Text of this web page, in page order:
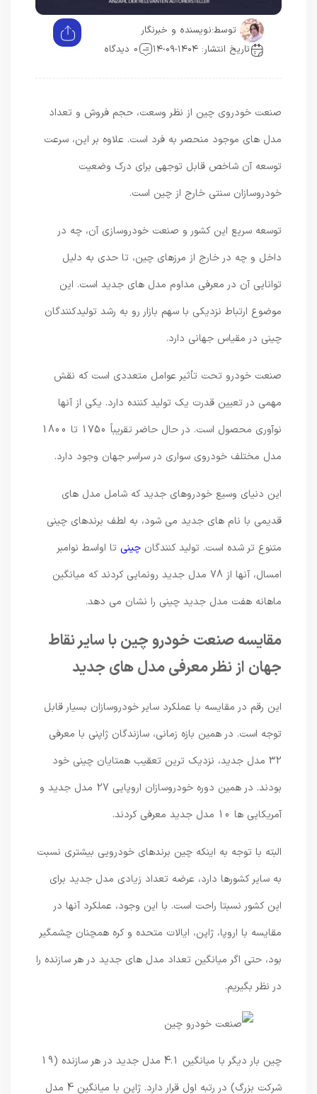
توسط: نویسنده و خبرنگار
تاریخ انتشار: ۱۴۰۴-۰۹-۱۴
0 دیدگاه
صنعت خودروی چین از نظر وسعت، حجم فروش و تعداد
مدل های موجود منحصر به فرد است. علاوه بر این، سرعت
توسعه آن شاخص قابل توجهی برای درک وضعیت
خودروسازان سنتی خارج از چین است.
توسعه سریع این کشور و صنعت خودروسازی آن، چه در
داخل و چه در خارج از مرزهای چین، تا حدی به دلیل
توانایی آن در معرفی مداوم مدل های جدید است. این
موضوع ارتباط نزدیکی با سهم بازار رو به رشد تولیدکنندگان
چینی در مقیاس جهانی دارد.
صنعت خودرو تحت تأثیر عوامل متعددی است که نقش
مهمی در تعیین قدرت یک تولید کننده دارد. یکی از آنها
نوآوری محصول است. در حال حاضر تقریباً 1750 تا 1800
مدل مختلف خودروی سواری در سراسر جهان وجود دارد.
این دنیای وسیع خودروهای جدید که شامل مدل های
قدیمی با نام های جدید می شود، به لطف برندهای چینی
متنوع تر شده است. تولید کنندگانچینیتا اواسط نوامبر
امسال، آنها از 78 مدل جدید رونمایی کردند که میانگین
ماهانه هفت مدل جدید چینی را نشان می دهد.
مقایسه صنعت خودرو چین با سایر نقاط
جهان از نظر معرفی مدل های جدید
این رقم در مقایسه با عملکرد سایر خودروسازان بسیار قابل
توجه است. در همین بازه زمانی، سازندگان ژاپنی با معرفی
32 مدل جدید، نزدیک ترین تعقیب همتایان چینی خود
بودند. در همین دوره خودروسازان اروپایی 27 مدل جدید و
آمریکایی ها 10 مدل جدید معرفی کردند.
البته با توجه به اینکه چین برندهای خودرویی بیشتری نسبت
به سایر کشورها دارد، عرضه تعداد زیادی مدل جدید برای
این کشور نسبتا راحت است. با این وجود، عملکرد آنها در
مقایسه با اروپا، ژاپن، ایالات متحده و کره همچنان چشمگیر
بود، حتی اگر میانگین تعداد مدل های جدید در هر سازنده را
در نظر بگیریم.
چین بار دیگر با میانگین 4.1 مدل جدید در هر سازنده (19
شرکت بزرگ) در رتبه اول قرار دارد. ژاپن با میانگین 4 مدل